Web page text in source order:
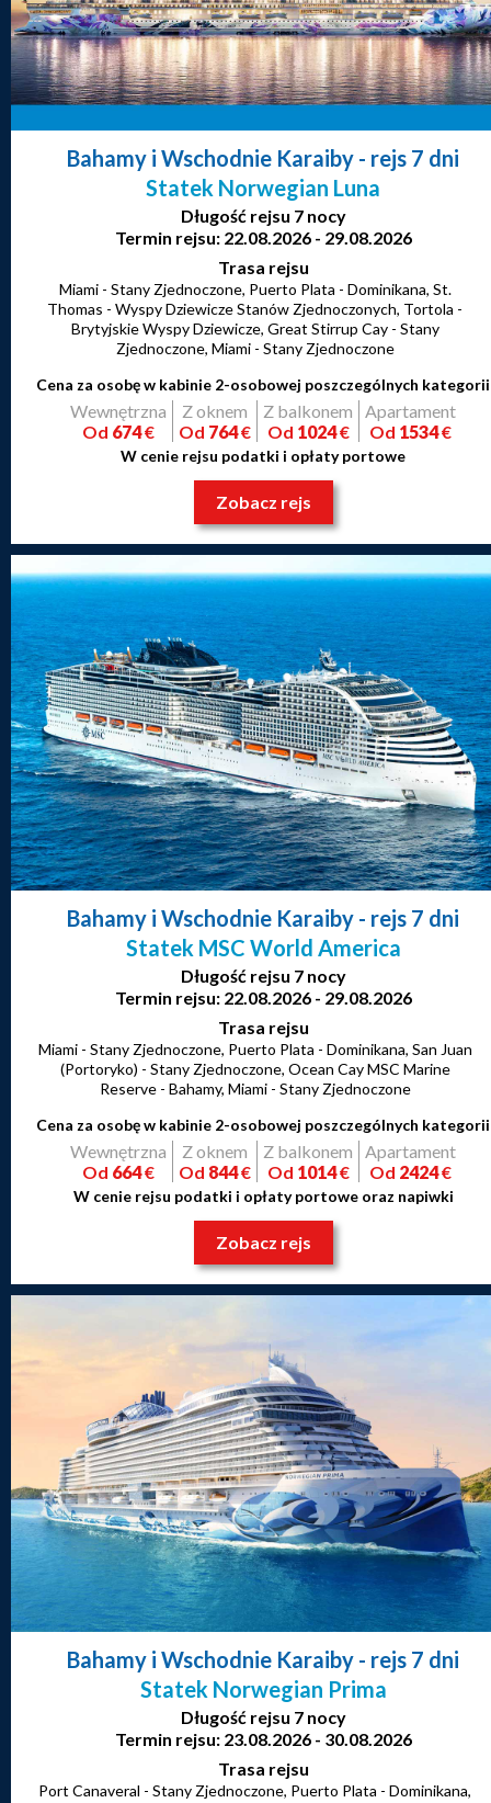
Bahamy i Wschodnie Karaiby - rejs 7 dni
Statek Norwegian Luna
Długość rejsu 7 nocy
Termin rejsu: 22.08.2026 - 29.08.2026
Trasa rejsu
Miami - Stany Zjednoczone, Puerto Plata - Dominikana, St.
Thomas - Wyspy Dziewicze Stanów Zjednoczonych, Tortola -
Brytyjskie Wyspy Dziewicze, Great Stirrup Cay - Stany
Zjednoczone, Miami - Stany Zjednoczone
Cena za osobę w kabinie 2-osobowej poszczególnych kategorii
Wewnętrzna
Od 674€
Z oknem
Od 764€
Z balkonem
Od 1024€
Apartament
Od 1534€
W cenie rejsu podatki i opłaty portowe
Zobacz rejs
Bahamy i Wschodnie Karaiby - rejs 7 dni
Statek MSC World America
Długość rejsu 7 nocy
Termin rejsu: 22.08.2026 - 29.08.2026
Trasa rejsu
Miami - Stany Zjednoczone, Puerto Plata - Dominikana, San Juan
(Portoryko) - Stany Zjednoczone, Ocean Cay MSC Marine
Reserve - Bahamy, Miami - Stany Zjednoczone
Cena za osobę w kabinie 2-osobowej poszczególnych kategorii
Wewnętrzna
Od 664€
Z oknem
Od 844€
Z balkonem
Od 1014€
Apartament
Od 2424€
W cenie rejsu podatki i opłaty portowe oraz napiwki
Zobacz rejs
Bahamy i Wschodnie Karaiby - rejs 7 dni
Statek Norwegian Prima
Długość rejsu 7 nocy
Termin rejsu: 23.08.2026 - 30.08.2026
Trasa rejsu
Port Canaveral - Stany Zjednoczone, Puerto Plata - Dominikana,